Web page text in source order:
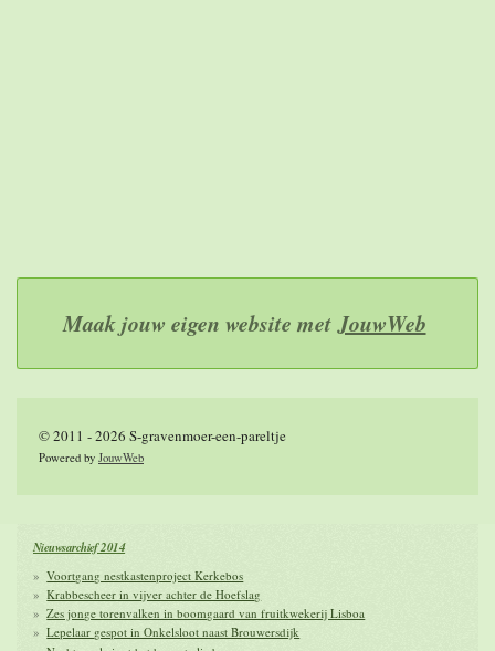
Maak jouw eigen website met JouwWeb
© 2011 - 2026 S-gravenmoer-een-pareltje
Powered by JouwWeb
Nieuwsarchief 2014
Voortgang nestkastenproject Kerkebos
Krabbescheer in vijver achter de Hoefslag
Zes jonge torenvalken in boomgaard van fruitkwekerij Lisboa
Lepelaar gespot in Onkelsloot naast Brouwersdijk